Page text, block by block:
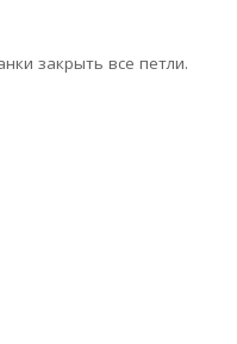
закрыть все петли.